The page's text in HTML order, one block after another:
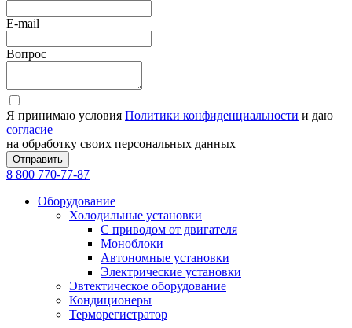
E-mail
Вопрос
Я принимаю условия Политики конфиденциальности и даю
согласие
на обработку своих персональных данных
Отправить
8 800 770-77-87
Оборудование
Холодильные установки
С приводом от двигателя
Моноблоки
Автономные установки
Электрические установки
Эвтектическое оборудование
Кондиционеры
Терморегистратор